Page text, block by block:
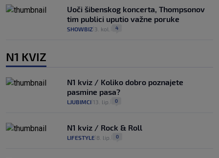
Uoči šibenskog koncerta, Thompsonov
tim publici uputio važne poruke
SHOWBIZ 3. kol. 4
N1 KVIZ
N1 kviz / Koliko dobro poznajete
pasmine pasa?
LJUBIMCI 13. lip. 0
N1 kviz / Rock & Roll
LIFESTYLE 8. lip. 0